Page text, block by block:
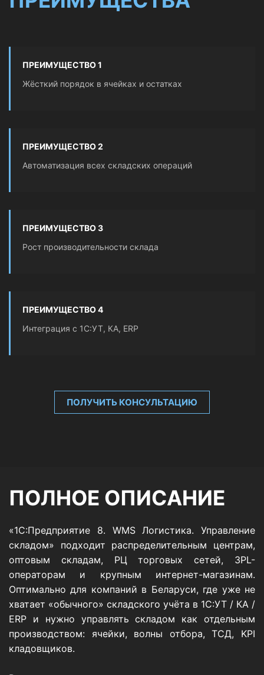
ПРЕИМУЩЕСТВО 1
Жёсткий порядок в ячейках и остатках
ПРЕИМУЩЕСТВО 2
Автоматизация всех складских операций
ПРЕИМУЩЕСТВО 3
Рост производительности склада
ПРЕИМУЩЕСТВО 4
Интеграция с 1С:УТ, КА, ERP
ПОЛУЧИТЬ КОНСУЛЬТАЦИЮ
ПОЛНОЕ ОПИСАНИЕ
«1С:Предприятие 8. WMS Логистика. Управление
складом» подходит распределительным центрам,
оптовым складам, РЦ торговых сетей, 3PL-
операторам и крупным интернет-магазинам.
Оптимально для компаний в Беларуси, где уже не
хватает «обычного» складского учёта в 1С:УТ / КА /
ERP и нужно управлять складом как отдельным
производством: ячейки, волны отбора, ТСД, KPI
кладовщиков.